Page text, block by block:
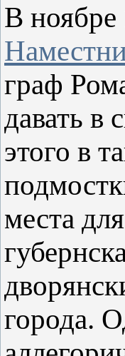
В ноябре
граф
давать в
этого в
места
города.